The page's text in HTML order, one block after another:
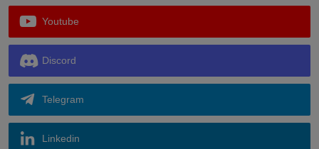
Youtube
Discord
Telegram
Linkedin